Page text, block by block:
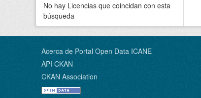
No hay Licencias que coincidan con esta
búsqueda
Acerca de Portal Open Data ICANE
API CKAN
CKAN Association